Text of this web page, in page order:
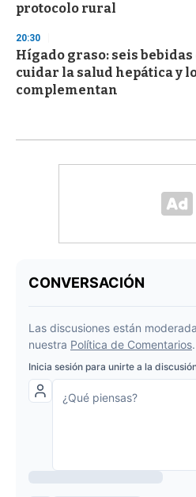
protocolo rural
20:30
Hígado graso: seis
cuidar la salud hepática y
complementan